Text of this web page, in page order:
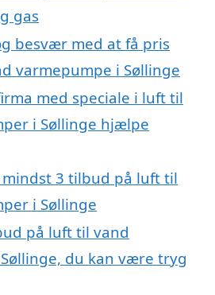
gas
besvær med at få pris
varmepumpe i Søllinge
med speciale i luft til
i Søllinge hjælpe
3 tilbud på luft til
i Søllinge
på luft til vand
du kan være tryg